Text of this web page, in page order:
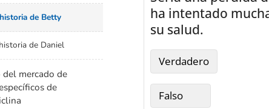
de Betty
de Daniel
del mercado de
de